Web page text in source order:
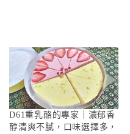
D61重乳酪的專家｜濃郁香
醇清爽不膩，口味選擇多，